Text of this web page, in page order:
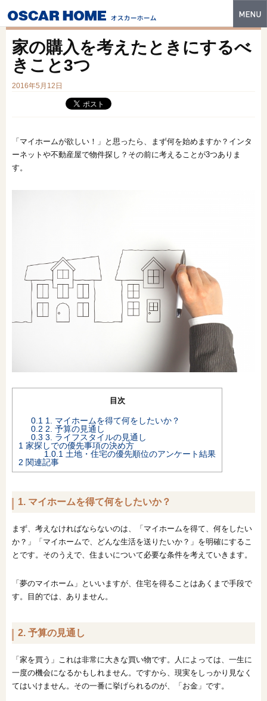
特長
イベント・モデルハウス
建築実例
土地情報
オンライン相談会
家の購入を考えたときにするべ
きこと3つ
2016年5月12日
「マイホームが欲しい！」と思ったら、まず何を始めますか？インタ
ーネットや不動産屋で物件探し？その前に考えることが3つありま
す。
目次
0.1 1. マイホームを得て何をしたいか？
0.2 2. 予算の見通し
0.3 3. ライフスタイルの見通し
1 家探しでの優先事項の決め方
1.0.1 土地・住宅の優先順位のアンケート結果
2 関連記事
1. マイホームを得て何をしたいか？
まず、考えなければならないのは、「マイホームを得て、何をしたい
か？」「マイホームで、どんな生活を送りたいか？」を明確にするこ
とです。そのうえで、住まいについて必要な条件を考えていきます。
「夢のマイホーム」といいますが、住宅を得ることはあくまで手段で
す。目的では、ありません。
2. 予算の見通し
「家を買う」これは非常に大きな買い物です。人によっては、一生に
一度の機会になるかもしれません。ですから、現実をしっかり見なく
てはいけません。その一番に挙げられるのが、「お金」です。